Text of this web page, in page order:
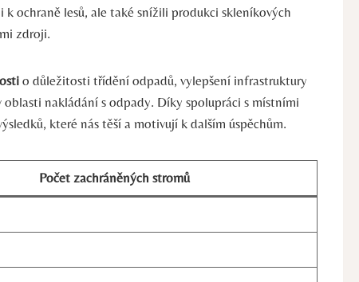
k ochraně lesů, ale také snížili produkci skleníkových
zdroji.
o důležitosti třídění odpadů, vylepšení infrastruktury
nakládání s odpady. Díky spolupráci s místními
které nás těší a motivují k dalším úspěchům.
Počet zachráněných stromů